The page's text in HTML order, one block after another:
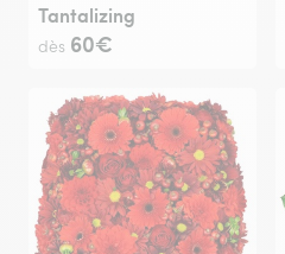
Tantalizing
dès 60€